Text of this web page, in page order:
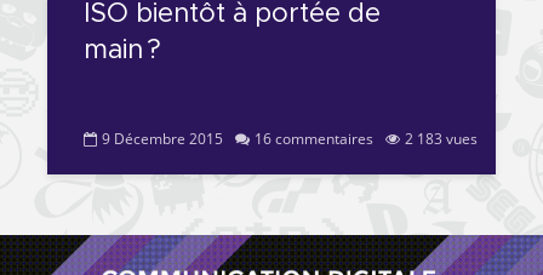
ISO bientôt à portée de
main ?
9 Décembre 2015 16 commentaires 2 183 vues